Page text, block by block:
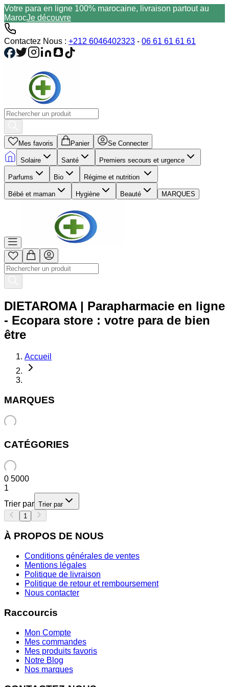
Votre para en ligne 100% marocaine, livraison partout au
MarocJe découvre
Contactez Nous : +212 6046402323 - 06 61 61 61 61
Mes favoris Panier Se Connecter
Solaire Santé Premiers secours et urgence
Parfums Bio Régime et nutrition
Bébé et maman Hygiène Beauté MARQUES
DIETAROMA | Parapharmacie en ligne
- Ecopara store : votre para de bien
être
Accueil
MARQUES
CATÉGORIES
0 5000
1
Trier par Trier par
1
À PROPOS DE NOUS
Conditions générales de ventes
Mentions légales
Politique de livraison
Politique de retour et remboursement
Nous contacter
Raccourcis
Mon Compte
Mes commandes
Mes produits favoris
Notre Blog
Nos marques